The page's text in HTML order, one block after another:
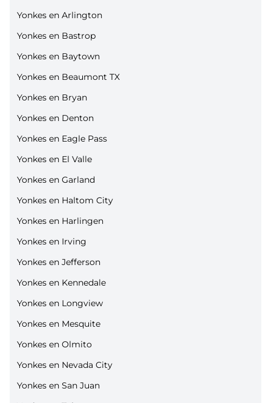
Yonkes en Arlington
Yonkes en Bastrop
Yonkes en Baytown
Yonkes en Beaumont TX
Yonkes en Bryan
Yonkes en Denton
Yonkes en Eagle Pass
Yonkes en El Valle
Yonkes en Garland
Yonkes en Haltom City
Yonkes en Harlingen
Yonkes en Irving
Yonkes en Jefferson
Yonkes en Kennedale
Yonkes en Longview
Yonkes en Mesquite
Yonkes en Olmito
Yonkes en Nevada City
Yonkes en San Juan